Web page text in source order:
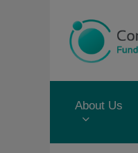
content
About Us